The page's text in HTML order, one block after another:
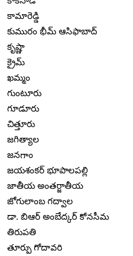
కామారెడ్డి
కుమురం భీమ్ ఆసిఫాబాద్
కృష్ణా
క్రైమ్
ఖమ్మం
గుంటూరు
గూడూరు
చిత్తూరు
జగిత్యాల
జనగాం
జయశంకర్ భూపాలపల్లి
జాతీయ అంతర్జాతీయ
జోగులాంబ గద్వాల
డా. బిఆర్ అంబేద్కర్ కోనసీమ
తిరుపతి
తూర్పు గోదావరి